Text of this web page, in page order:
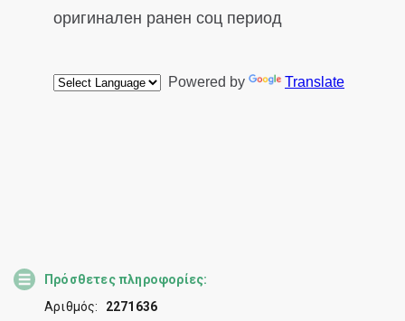
Πρόσθετες πληροφορίες:
Αριθμός:
2271636